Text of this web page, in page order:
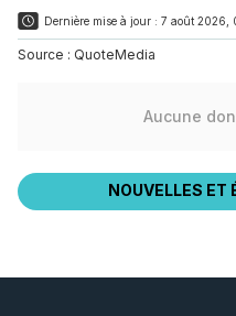
Dernière mise à jour : 7 août 2026,
Source : QuoteMedia
Aucune
NOUVELLES ET